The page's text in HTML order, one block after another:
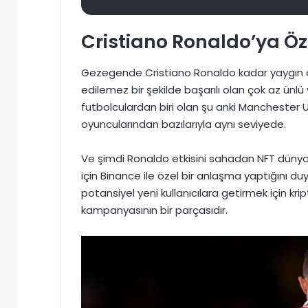
Cristiano Ronaldo’ya
Gezegende Cristiano Ronaldo kadar yaygın
edilemez bir şekilde başarılı olan çok az
futbolculardan biri olan şu anki Manchester
oyuncularından bazılarıyla aynı seviyede.
Ve şimdi Ronaldo etkisini sahadan NFT
için Binance ile özel bir anlaşma yaptığını
potansiyel yeni kullanıcılara getirmek için
kampanyasının bir parçasıdır.